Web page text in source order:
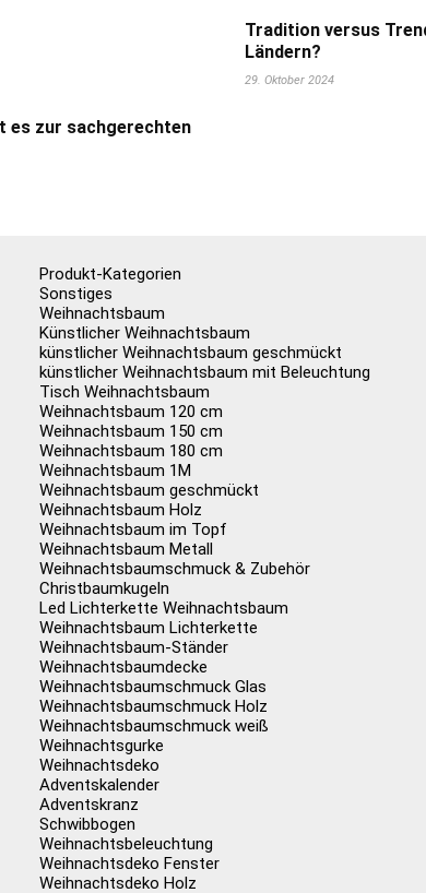
Tradition versus
Ländern?
29. Oktober 2024
es zur sachgerechten
Produkt-Kategorien
Sonstiges
Weihnachtsbaum
Künstlicher Weihnachtsbaum
künstlicher Weihnachtsbaum geschmückt
künstlicher Weihnachtsbaum mit Beleuchtung
Tisch Weihnachtsbaum
Weihnachtsbaum 120 cm
Weihnachtsbaum 150 cm
Weihnachtsbaum 180 cm
Weihnachtsbaum 1M
Weihnachtsbaum geschmückt
Weihnachtsbaum Holz
Weihnachtsbaum im Topf
Weihnachtsbaum Metall
Weihnachtsbaumschmuck & Zubehör
Christbaumkugeln
Led Lichterkette Weihnachtsbaum
Weihnachtsbaum Lichterkette
Weihnachtsbaum-Ständer
Weihnachtsbaumdecke
Weihnachtsbaumschmuck Glas
Weihnachtsbaumschmuck Holz
Weihnachtsbaumschmuck weiß
Weihnachtsgurke
Weihnachtsdeko
Adventskalender
Adventskranz
Schwibbogen
Weihnachtsbeleuchtung
Weihnachtsdeko Fenster
Weihnachtsdeko Holz